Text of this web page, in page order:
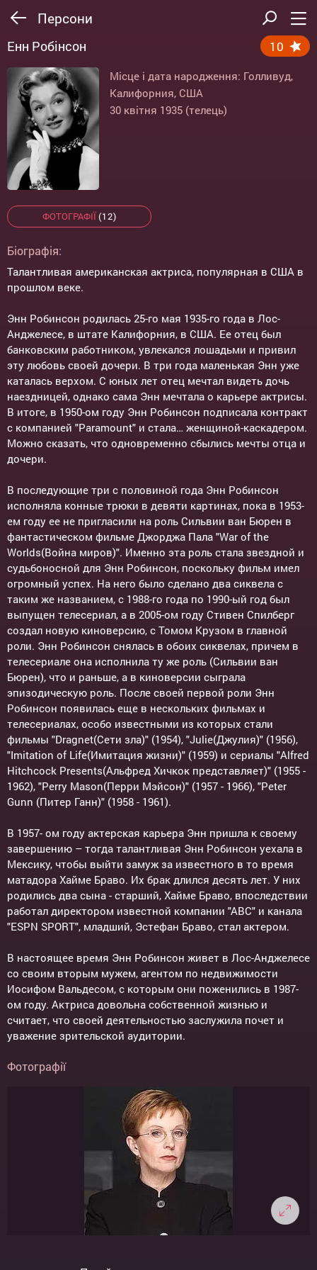
Персони
Енн Робінсон 10
Місце і дата народження: Голливуд,
Калифорния, США
30 квітня 1935 (телець)
ФОТОГРАФІЇ(12)
Біографія:
Талантливая американская актриса, популярная в США в
прошлом веке.
Энн Робинсон родилась 25-го мая 1935-го года в Лос-
Анджелесе, в штате Калифорния, в США. Ее отец был
банковским работником, увлекался лошадьми и привил
эту любовь своей дочери. В три года маленькая Энн уже
каталась верхом. С юных лет отец мечтал видеть дочь
наездницей, однако сама Энн мечтала о карьере актрисы.
В итоге, в 1950-ом году Энн Робинсон подписала контракт
с компанией "Paramount" и стала… женщиной-каскадером.
Можно сказать, что одновременно сбылись мечты отца и
дочери.
В последующие три с половиной года Энн Робинсон
исполняла конные трюки в девяти картинах, пока в 1953-
ем году ее не пригласили на роль Сильвии ван Бюрен в
фантастическом фильме Джорджа Пала "War of the
Worlds(Война миров)". Именно эта роль стала звездной и
судьбоносной для Энн Робинсон, поскольку фильм имел
огромный успех. На него было сделано два сиквела с
таким же названием, с 1988-го года по 1990-ый год был
выпущен телесериал, а в 2005-ом году Стивен Спилберг
создал новую киноверсию, с Томом Крузом в главной
роли. Энн Робинсон снялась в обоих сиквелах, причем в
телесериале она исполнила ту же роль (Сильвии ван
Бюрен), что и раньше, а в киноверсии сыграла
эпизодическую роль. После своей первой роли Энн
Робинсон появилась еще в нескольких фильмах и
телесериалах, особо известными из которых стали
фильмы "Dragnet(Сети зла)" (1954), "Julie(Джулия)" (1956),
"Imitation of Life(Имитация жизни)" (1959) и сериалы "Alfred
Hitchcock Presents(Альфред Хичкок представляет)" (1955 -
1962), "Perry Mason(Перри Мэйсон)" (1957 - 1966), "Peter
Gunn (Питер Ганн)" (1958 - 1961).
В 1957- ом году актерская карьера Энн пришла к своему
завершению – тогда талантливая Энн Робинсон уехала в
Мексику, чтобы выйти замуж за известного в то время
матадора Хайме Браво. Их брак длился десять лет. У них
родились два сына - старший, Хайме Браво, впоследствии
работал директором известной компании "АВС" и канала
"ESPN SPORT", младший, Эстефан Браво, стал актером.
В настоящее время Энн Робинсон живет в Лос-Анджелесе
со своим вторым мужем, агентом по недвижимости
Иосифом Вальдесом, с которым они поженились в 1987-
ом году. Актриса довольна собственной жизнью и
считает, что своей деятельностью заслужила почет и
уважение зрительской аудитории.
Фотографії